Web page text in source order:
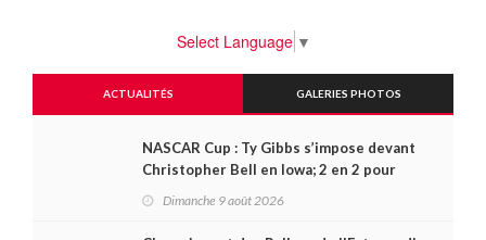
Select Language ▼
ACTUALITÉS GALERIES PHOTOS
NASCAR Cup : Ty Gibbs s’impose devant
Christopher Bell en Iowa; 2 en 2 pour
Dimanche 9 août 2026